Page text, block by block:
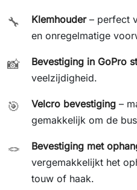
🔧 Klemhouder– perfect
en onregelmatige
📸 Bevestiging in GoPro
veelzijdigheid.
🎯 Velcro bevestiging –
gemakkelijk om de
🪢 Bevestiging met
vergemakkelijkt het
touw of haak.